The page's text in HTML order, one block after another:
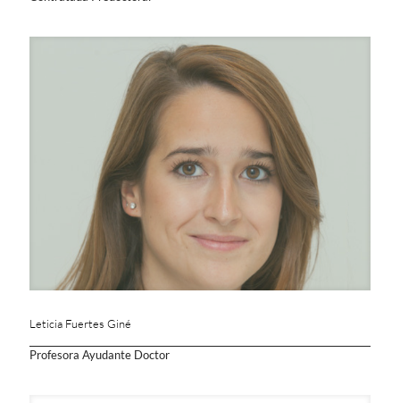
Leticia Fuertes Giné
Profesora Ayudante Doctor